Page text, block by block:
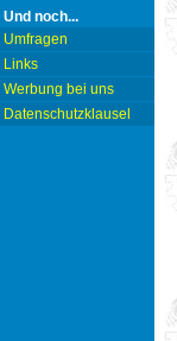
Und noch...
Umfragen
Links
Werbung bei uns
Datenschutzklausel